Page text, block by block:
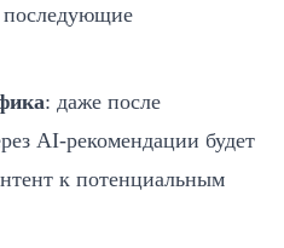
последующие
: даже после
AI‑рекомендации будет
к потенциальным